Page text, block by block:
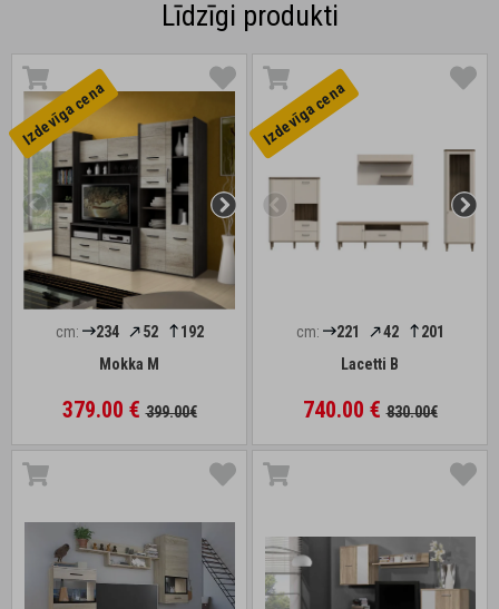
Līdzīgi produkti
Izdevīga cena
cm: 234 52
192
Mokka M
379.00 €399.00€
Izdevīga cena
cm: 221 42
201
Lacetti B
740.00 €830.00€